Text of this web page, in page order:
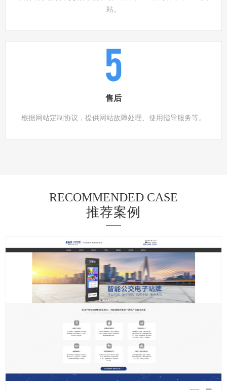
站。
5
售后
根据网站定制协议，提供网站故障处理、使用指导服务等。
RECOMMENDED CASE
推荐案例